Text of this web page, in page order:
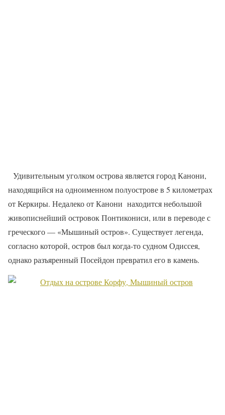
Удивительным уголком острова является город Канони,
находящийся на одноименном полуострове в 5 километрах
от Керкиры. Недалеко от Канони находится небольшой
живописнейший островок Понтикониси, или в переводе с
греческого — «Мышиный остров». Существует легенда,
согласно которой, остров был когда-то судном Одиссея,
однако разъяренный Посейдон превратил его в камень.